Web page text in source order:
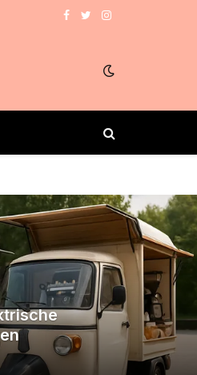
Facebook
TwitterInstagram